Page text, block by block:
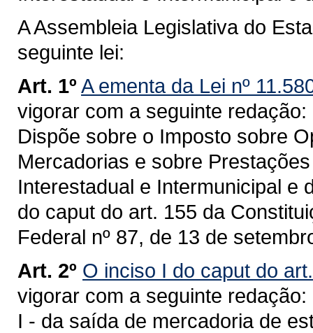
A Assembleia Legislativa do
seguinte lei:
Art. 1º A ementa da Lei nº
vigorar com a seguinte redação:
Dispõe sobre o Imposto sobre
Mercadorias e sobre
Interestadual e Intermunicipal e
do caput do art. 155 da
Federal nº 87, de 13 de
Art. 2º O inciso I do caput do
vigorar com a seguinte redação:
I - da saída de mercadoria de